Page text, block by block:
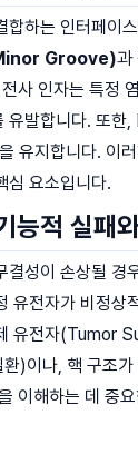
합하는 인터페이
Groove)과
사 인자는 특정
유발합니다. 또
유지합니다. 이
심 요소입니다.
능적 실패
결성이 손상될
유전자가 비정
유전자(Tumor
)이나, 핵 구조
이해하는 데 중